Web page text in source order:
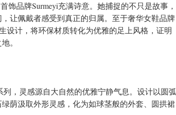
饰品牌Surmeyi充满诗意。她捕捉的不只是故事，
让佩戴者感受到真正的归属。至于奢华女鞋品牌
设计，将环保材质转化为优雅的足上风格，证明
。
列，灵感源自大自然的优雅宁静气息。设计以圆弧
荫汲取外形灵感，化为如球茎般的外套、圆拱裙